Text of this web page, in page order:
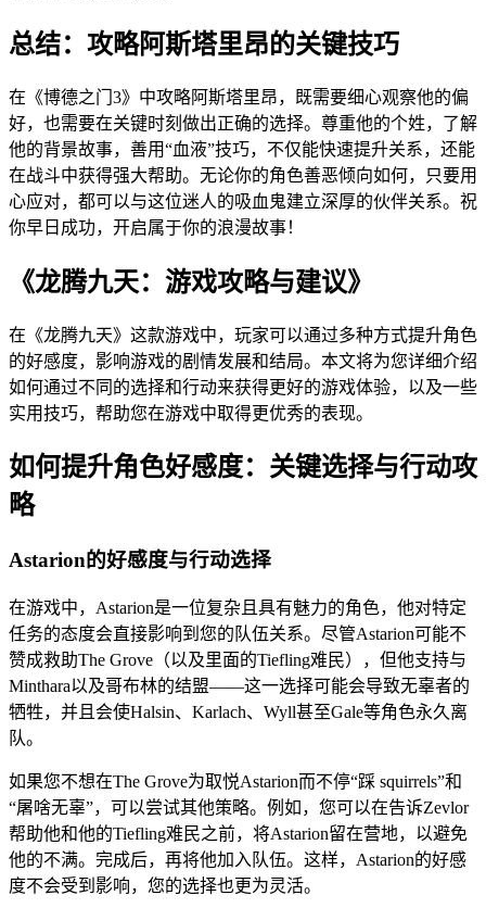
总结：攻略阿斯塔里昂的关键技巧
在《博德之门3》中攻略阿斯塔里昂，既需要细心观察他的偏
好，也需要在关键时刻做出正确的选择。尊重他的个姓，了解
他的背景故事，善用“血液”技巧，不仅能快速提升关系，还能
在战斗中获得强大帮助。无论你的角色善恶倾向如何，只要用
心应对，都可以与这位迷人的吸血鬼建立深厚的伙伴关系。祝
你早日成功，开启属于你的浪漫故事！
《龙腾九天：游戏攻略与建议》
在《龙腾九天》这款游戏中，玩家可以通过多种方式提升角色
的好感度，影响游戏的剧情发展和结局。本文将为您详细介绍
如何通过不同的选择和行动来获得更好的游戏体验，以及一些
实用技巧，帮助您在游戏中取得更优秀的表现。
如何提升角色好感度：关键选择与行动攻
略
Astarion的好感度与行动选择
在游戏中，Astarion是一位复杂且具有魅力的角色，他对特定
任务的态度会直接影响到您的队伍关系。尽管Astarion可能不
赞成救助The Grove（以及里面的Tiefling难民），但他支持与
Minthara以及哥布林的结盟——这一选择可能会导致无辜者的
牺牲，并且会使Halsin、Karlach、Wyll甚至Gale等角色永久离
队。
如果您不想在The Grove为取悦Astarion而不停“踩 squirrels”和
“屠啥无辜”，可以尝试其他策略。例如，您可以在告诉Zevlor
帮助他和他的Tiefling难民之前，将Astarion留在营地，以避免
他的不满。完成后，再将他加入队伍。这样，Astarion的好感
度不会受到影响，您的选择也更为灵活。